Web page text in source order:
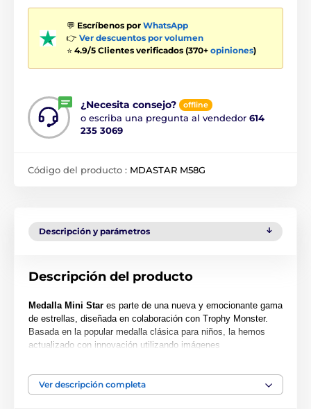
💬 Escríbenos por WhatsApp
👉 Ver descuentos por volumen
⭐ 4.9/5 Clientes verificados (370+ opiniones)
¿Necesita consejo? offline
o escriba una pregunta al vendedor 614
235 3069
Código del producto : MDASTAR M58G
Descripción y parámetros
Descripción del producto
Medalla Mini Star es parte de una nueva y emocionante gama
de estrellas, diseñada en colaboración con Trophy Monster.
Basada en la popular medalla clásica para niños, la hemos
actualizado con innovación utilizando imágenes
Cortada en una forma especial, esta medalla presenta una
Ver descripción completa